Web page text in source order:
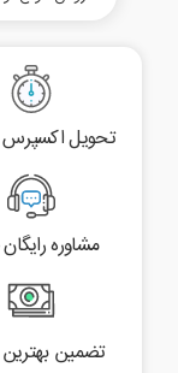
تحویل
مشاوره
تضمین